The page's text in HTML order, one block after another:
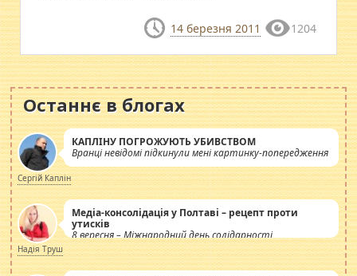
14 березня 2011 1204
Останнє в блогах
КАПЛІНУ ПОГРОЖУЮТЬ УБИВСТВОМ
Вранці невідомі підкинули мені картинку-попередження
Сергій Каплін
Медіа-консолідація у Полтаві – рецепт проти
утисків
8 вересня – Міжнародний день солідарності
журналістів.
Надія Труш